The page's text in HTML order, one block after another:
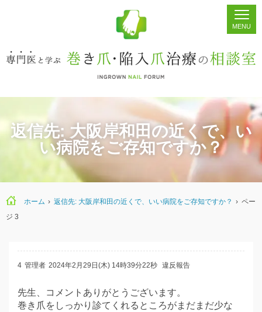
ホーム シェア 掲示板 検索
返信先: 大阪岸和田の近くで、い
い病院をご存知ですか？
ホーム › 返信先: 大阪岸和田の近くで、いい病院をご存知ですか？ › ペー
ジ 3
4 管理者 2024年2月29日(木) 14時39分22秒 違反報告
先生、コメントありがとうございます。
巻き爪をしっかり診てくれるところがまだまだ少な